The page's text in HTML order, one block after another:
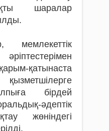
шаралар
мемлекеттік
қатынаста
бірдей
әдептік
жөніндегі